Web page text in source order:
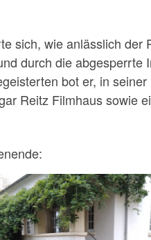
sich, wie anlässlich
durch die
bot er, in
Reitz Filmhaus sowie